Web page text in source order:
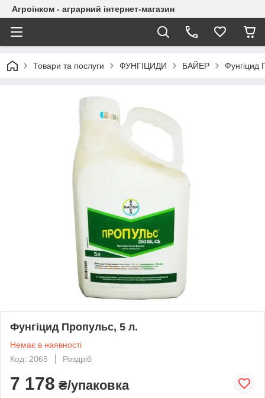
Агроінком - аграрний інтернет-магазин
Товари та послуги ФУНГІЦИДИ БАЙЕР Фунгіцид
Фунгіцид Пропульс, 5 л.
Немає в наявності
Код: 2065
Роздріб
7 178 ₴/упаковка